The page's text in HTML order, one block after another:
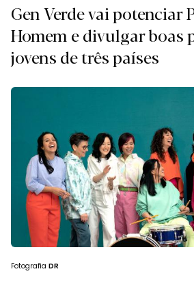
Gen Verde vai potenciar
Homem e divulgar boas
jovens de três países
Fotografia DR